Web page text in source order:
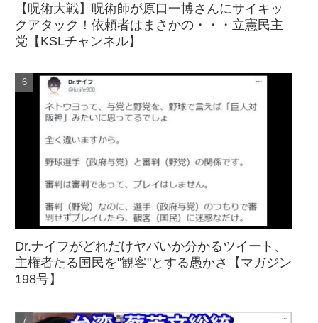
【呪術大戦】呪術師が原口一博さんにサイキッ
クアタック！依頼者はまさかの・・・立憲民主
党【KSLチャンネル】
Dr.ナイフがどれだけヤバいか分かるツイート、
主権者たる国民を"観客"とする愚かさ【マガジン
198号】